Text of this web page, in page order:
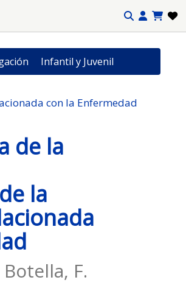
Infantil y Juvenil
con la Enfermedad
de la
la
F.